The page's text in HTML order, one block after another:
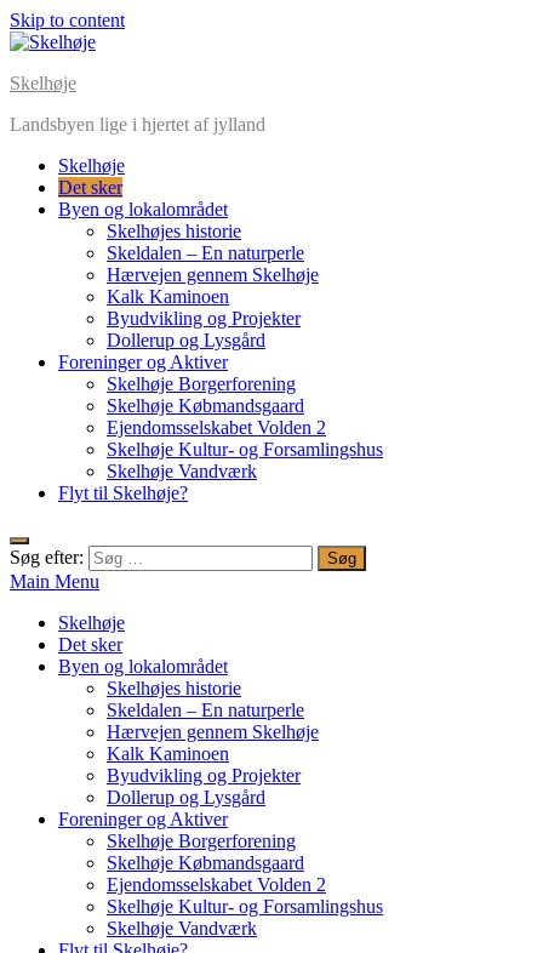
Skip to content
Skelhøje
Landsbyen lige i hjertet af jylland
Skelhøje
Det sker
Byen og lokalområdet
Skelhøjes historie
Skeldalen – En naturperle
Hærvejen gennem Skelhøje
Kalk Kaminoen
Byudvikling og Projekter
Dollerup og Lysgård
Foreninger og Aktiver
Skelhøje Borgerforening
Skelhøje Købmandsgaard
Ejendomsselskabet Volden 2
Skelhøje Kultur- og Forsamlingshus
Skelhøje Vandværk
Flyt til Skelhøje?
Søg efter:
Main Menu
Skelhøje
Det sker
Byen og lokalområdet
Skelhøjes historie
Skeldalen – En naturperle
Hærvejen gennem Skelhøje
Kalk Kaminoen
Byudvikling og Projekter
Dollerup og Lysgård
Foreninger og Aktiver
Skelhøje Borgerforening
Skelhøje Købmandsgaard
Ejendomsselskabet Volden 2
Skelhøje Kultur- og Forsamlingshus
Skelhøje Vandværk